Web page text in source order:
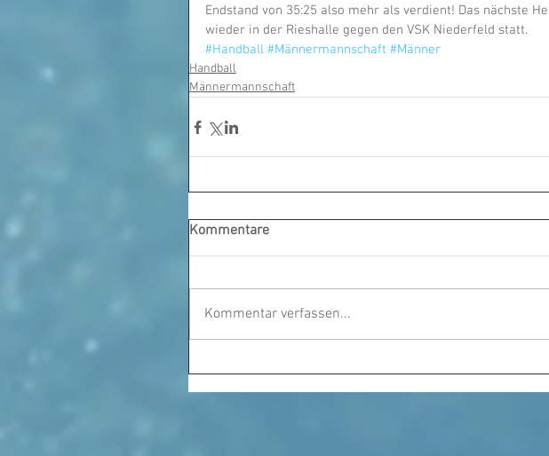
Endstand von 35:25 also mehr als verdient! Das nächste
wieder in der Rieshalle gegen den VSK Niederfeld statt.
#Handball #Männermannschaft #Männer
Handball
Männermannschaft
Kommentare
Kommentar verfassen...